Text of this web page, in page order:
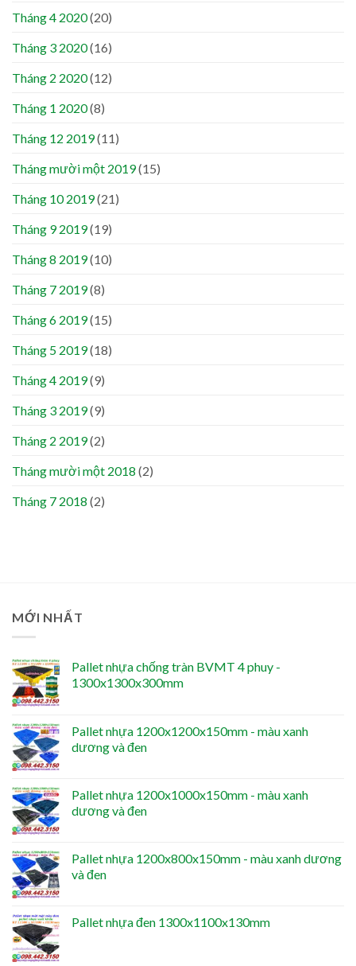
Tháng 4 2020(20)
Tháng 3 2020(16)
Tháng 2 2020(12)
Tháng 1 2020(8)
Tháng 12 2019(11)
Tháng mười một 2019(15)
Tháng 10 2019(21)
Tháng 9 2019(19)
Tháng 8 2019(10)
Tháng 7 2019(8)
Tháng 6 2019(15)
Tháng 5 2019(18)
Tháng 4 2019(9)
Tháng 3 2019(9)
Tháng 2 2019(2)
Tháng mười một 2018 (2)
Tháng 7 2018 (2)
MỚI NHẤT
Pallet nhựa chống tràn BVMT 4 phuy -
1300x1300x300mm
Pallet nhựa 1200x1200x150mm - màu xanh
dương và đen
Pallet nhựa 1200x1000x150mm - màu xanh
dương và đen
Pallet nhựa 1200x800x150mm - màu xanh dương
và đen
Pallet nhựa đen 1300x1100x130mm